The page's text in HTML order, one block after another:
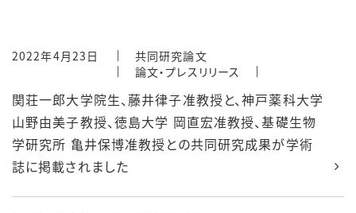
2022年4月23日
共同研究論文
論文・プレスリリース
関荘一郎大学院生、藤井律子准教授と、神戸薬科大学
山野由美子教授、徳島大学 岡直宏准教授、基礎生物
学研究所 亀井保博准教授との共同研究成果が学術
誌に掲載されました